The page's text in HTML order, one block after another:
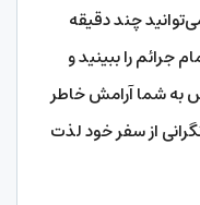
چند دقیقه
جرائم را ببینید و
به شما آرامش خاطر
از سفر خود لذت